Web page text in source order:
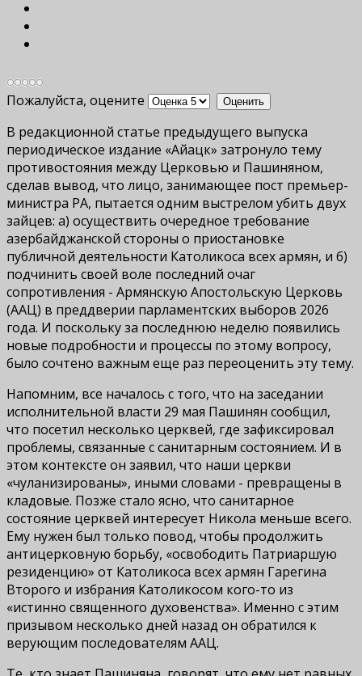
Пожалуйста, оцените
В редакционной статье предыдущего выпуска
периодическое издание «Айацк» затронуло тему
противостояния между Церковью и Пашиняном,
сделав вывод, что лицо, занимающее пост премьер-
министра РА, пытается одним выстрелом убить двух
зайцев: а) осуществить очередное требование
азербайджанской стороны о приостановке
публичной деятельности Католикоса всех армян, и б)
подчинить своей воле последний очаг
сопротивления - Армянскую Апостольскую Церковь
(ААЦ) в преддверии парламентских выборов 2026
года. И поскольку за последнюю неделю появились
новые подробности и процессы по этому вопросу,
было сочтено важным еще раз переоценить эту тему.
Напомним, все началось с того, что на заседании
исполнительной власти 29 мая Пашинян сообщил,
что посетил несколько церквей, где зафиксировал
проблемы, связанные с санитарным состоянием. И в
этом контексте он заявил, что наши церкви
«чуланизированы», иными словами - превращены в
кладовые. Позже стало ясно, что санитарное
состояние церквей интересует Никола меньше всего.
Ему нужен был только повод, чтобы продолжить
антицерковную борьбу, «освободить Патриаршую
резиденцию» от Католикоса всех армян Гарегина
Второго и избрания Католикосом кого-то из
«истинно священного духовенства». Именно с этим
призывом несколько дней назад он обратился к
верующим последователям ААЦ.